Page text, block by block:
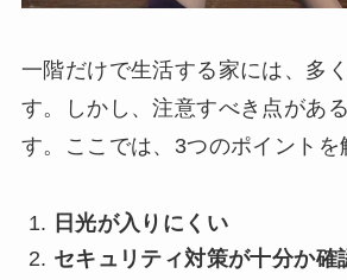
一階だけで生活する家には、多
す。しかし、注意すべき点があ
す。ここでは、3つのポイントを
日光が入りにくい
セキュリティ対策が十分か確